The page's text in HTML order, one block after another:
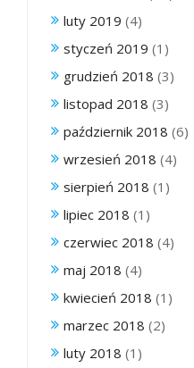
luty 2019 (4)
styczeń 2019 (1)
grudzień 2018 (3)
listopad 2018 (3)
październik 2018 (6)
wrzesień 2018 (4)
sierpień 2018 (1)
lipiec 2018 (1)
czerwiec 2018 (4)
maj 2018 (4)
kwiecień 2018 (1)
marzec 2018 (2)
luty 2018 (1)